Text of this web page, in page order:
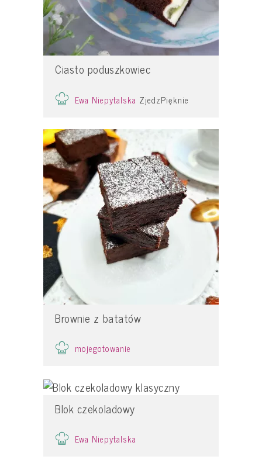
Ciasto poduszkowiec
Ewa Niepytalska ZjedzPięknie
Brownie z batatów
mojegotowanie
Blok czekoladowy
Ewa Niepytalska